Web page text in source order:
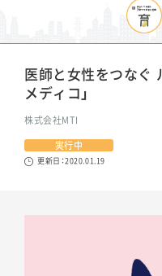
医師と女性をつなぐ
メディコ」
株式会社MTI
実行中
更新日：2020.01.19